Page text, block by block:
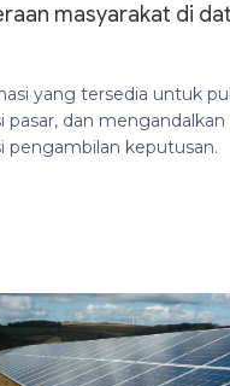
masyarakat di
yang tersedia untuk
pasar, dan
pengambilan keputusan.